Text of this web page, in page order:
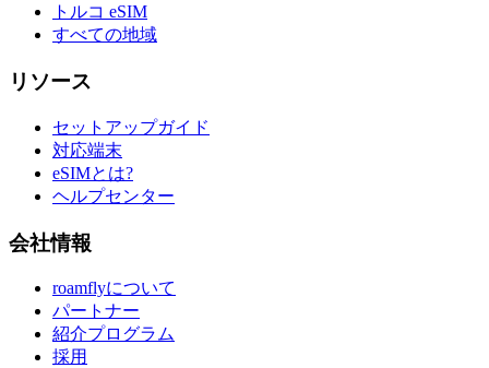
トルコ eSIM
すべての地域
リソース
セットアップガイド
対応端末
eSIMとは?
ヘルプセンター
会社情報
roamflyについて
パートナー
紹介プログラム
採用